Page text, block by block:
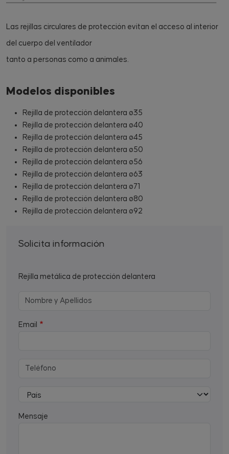
Las rejillas circulares de protección evitan el acceso al interior
del cuerpo del ventilador
tanto a personas como a animales.
Modelos disponibles
Rejilla de protección delantera ø35
Rejilla de protección delantera ø40
Rejilla de protección delantera ø45
Rejilla de protección delantera ø50
Rejilla de protección delantera ø56
Rejilla de protección delantera ø63
Rejilla de protección delantera ø71
Rejilla de protección delantera ø80
Rejilla de protección delantera ø92
Solicita información
Rejilla metálica de protección delantera
Email
Mensaje